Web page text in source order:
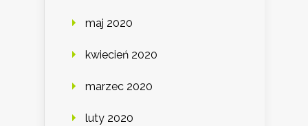
maj 2020
kwiecień 2020
marzec 2020
luty 2020